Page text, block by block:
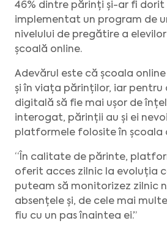
46% dintre părinți și-ar fi dorit
implementat un program de
nivelului de pregătire a
școală online.
Adevărul este că școala
și în viața părinților, iar pentru
digitală să fie mai ușor de
interogat, părinții au și ei
platformele folosite în școala
“În calitate de părinte,
oferit acces zilnic la evoluția
puteam să monitorizez zilnic
absențele și, de cele mai
fiu cu un pas înaintea ei.”